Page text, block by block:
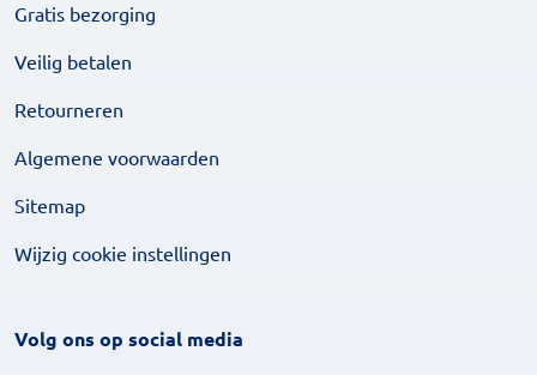
Gratis bezorging
Veilig betalen
Retourneren
Algemene voorwaarden
Sitemap
Wijzig cookie instellingen
Volg ons op social media